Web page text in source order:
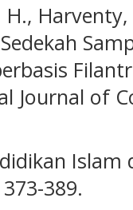
Journal of
389.